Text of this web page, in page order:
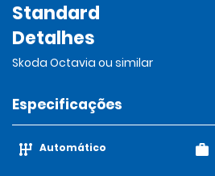
Standard
Detalhes
Skoda Octavia ou similar
Especificações
Automático